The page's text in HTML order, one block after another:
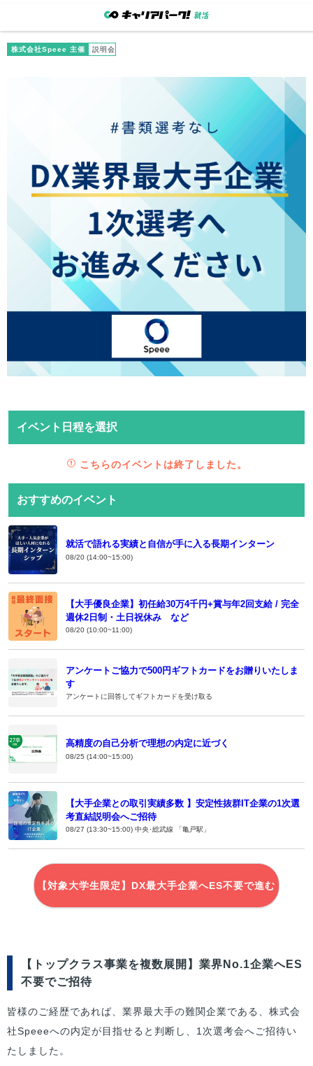
株式会社Speee 主催 説明会
イベント日程を選択
こちらのイベントは終了しました。
おすすめのイベント
就活で語れる実績と自信が手に入る長期インターン
08/20 (14:00~15:00)
【大手優良企業】初任給30万4千円+賞与年2回支給 / 完全
週休2日制・土日祝休み など
08/20 (10:00~11:00)
アンケートご協力で500円ギフトカードをお贈りいたしま
す
アンケートに回答してギフトカードを受け取る
高精度の自己分析で理想の内定に近づく
08/25 (14:00~15:00)
【大手企業との取引実績多数 】安定性抜群IT企業の1次選
考直結説明会へご招待
08/27 (13:30~15:00) 中央･総武線 「亀戸駅」
【対象大学生限定】DX最大手企業へES不要で進む
【トップクラス事業を複数展開】業界No.1企業へES
不要でご招待
皆様のご経歴であれば、業界最大手の難関企業である、株式会
社Speeeへの内定が目指せると判断し、1次選考会へご招待い
たしました。